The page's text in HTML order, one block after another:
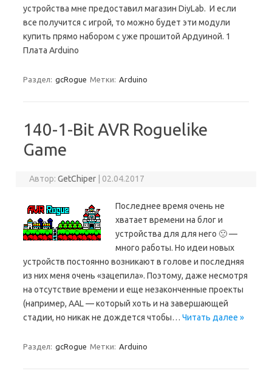
устройства мне предоставил магазин DiyLab. И если
все получится с игрой, то можно будет эти модули
купить прямо набором с уже прошитой Ардуиной. 1
Плата Arduino
Раздел: gcRogue Метки: Arduino
140-1-Bit AVR Roguelike
Game
Автор:GetChiper 02.04.2017
Последнее время очень не
хватает времени на блог и
устройства для для него 🙁 —
много работы. Но идеи новых
устройств постоянно возникают в голове и последняя
из них меня очень «зацепила». Поэтому, даже несмотря
на отсутствие времени и еще незаконченные проекты
(например, AAL — который хоть и на завершающей
стадии, но никак не дождется чтобы… Читать далее »
Раздел: gcRogue Метки: Arduino